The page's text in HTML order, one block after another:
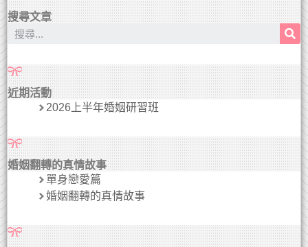
搜尋文章
近期活動
2026上半年婚姻研習班
婚姻翻轉的真情故事
單身戀愛篇
婚姻翻轉的真情故事